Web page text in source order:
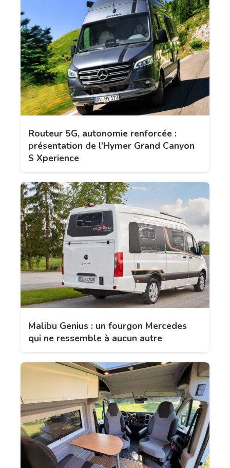
Routeur 5G, autonomie renforcée :
présentation de l’Hymer Grand Canyon
S Xperience
Malibu Genius : un fourgon Mercedes
qui ne ressemble à aucun autre